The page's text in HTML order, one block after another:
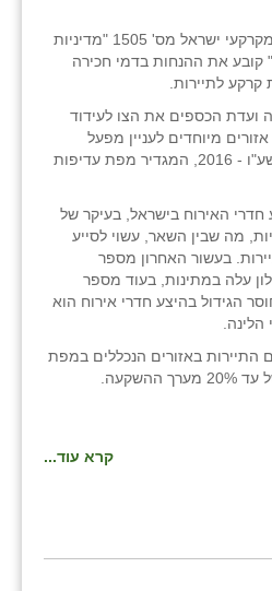
סעיף 3.1 להחלטת מועצת מקרקעי ישראל מס' 1505 "מדיניות
קובע את ההנחות בדמי חכירה
קרקע לתיירות.
2016 אישרה ועדת הכספים את הצו לעידוד
מיוחדים לעניין מפעל
תיירות) (הוראת שעה), התשע"ו - 2016, המגדיר מפת עדיפות
האירוח בישראל, בעיקר של
מה שבין השאר, עשוי לסייע
בעשור האחרון מספר
עלה במתינות, בעוד מספר
הגידול בהיצע חדרי אירוח הוא
התיירות באזורים הנכללים במפת
קרא עוד...